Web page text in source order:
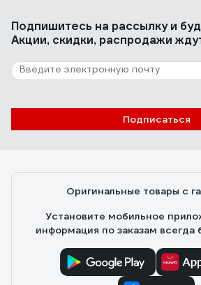
Подпишитесь на рассылкуи
Акции, скидки, распродажи
Подписаться
Оригинальные товары с
Установите мобильное
информация по заказам всегда